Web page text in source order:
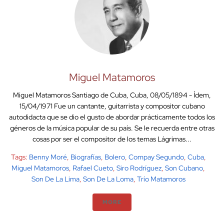
Miguel Matamoros
Miguel Matamoros Santiago de Cuba, Cuba, 08/05/1894 - Ídem,
15/04/1971 Fue un cantante, guitarrista y compositor cubano
autodidacta que se dio el gusto de abordar prácticamente todos los
géneros de la música popular de su país. Se le recuerda entre otras
cosas por ser el compositor de los temas Lágrimas...
Tags: Benny Moré, Biografías, Bolero, Compay Segundo, Cuba,
Miguel Matamoros, Rafael Cueto, Siro Rodríguez, Son Cubano,
Son De La Lima, Son De La Loma, Trío Matamoros
MORE